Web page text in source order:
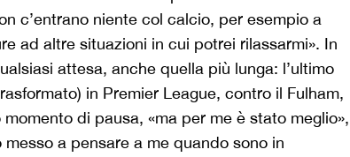
c’entrano niente col calcio, per esempio a
ad altre situazioni in cui potrei rilassarmi». In
attesa, anche quella più lunga: l’ultimo
in Premier League, contro il Fulham,
di pausa, «ma per me è stato meglio»,
a pensare a me quando sono in